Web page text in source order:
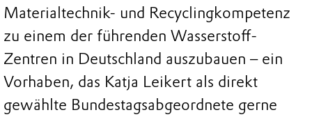
Materialtechnik- und Recyclingkompetenz
zu einem der führenden Wasserstoff-
Zentren in Deutschland auszubauen – ein
Vorhaben, das Katja Leikert als direkt
gewählte Bundestagsabgeordnete gerne